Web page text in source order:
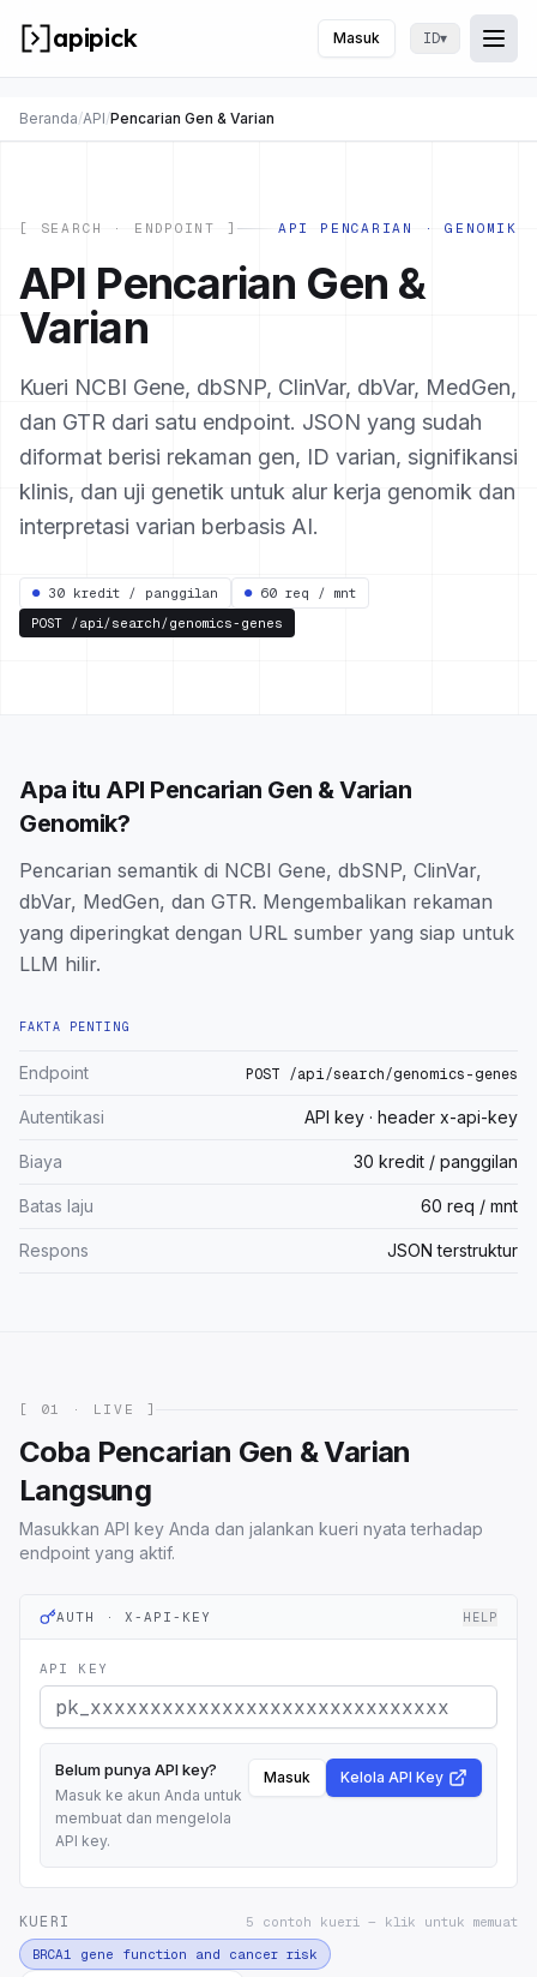
apipick Masuk ID▾
Beranda/API/Pencarian Gen & Varian
[ SEARCH · ENDPOINT ] API PENCARIAN · GENOMIK
API Pencarian Gen &
Varian
Kueri NCBI Gene, dbSNP, ClinVar, dbVar, MedGen,
dan GTR dari satu endpoint. JSON yang sudah
diformat berisi rekaman gen, ID varian, signifikansi
klinis, dan uji genetik untuk alur kerja genomik dan
interpretasi varian berbasis AI.
● 30 kredit / panggilan ● 60 req / mnt
POST /api/search/genomics-genes
Apa itu API Pencarian Gen & Varian
Genomik?
Pencarian semantik di NCBI Gene, dbSNP, ClinVar,
dbVar, MedGen, dan GTR. Mengembalikan rekaman
yang diperingkat dengan URL sumber yang siap untuk
LLM hilir.
FAKTA PENTING
Endpoint POST /api/search/genomics-genes
Autentikasi API key · header x-api-key
Biaya 30 kredit / panggilan
Batas laju 60 req / mnt
Respons JSON terstruktur
[ 01 · LIVE ]
Coba Pencarian Gen & Varian
Langsung
Masukkan API key Anda dan jalankan kueri nyata terhadap
endpoint yang aktif.
AUTH · X-API-KEY HELP
API KEY
Belum punya API key?
Masuk ke akun Anda untuk
membuat dan mengelola
API key.
Masuk Kelola API Key
KUERI 5 contoh kueri — klik untuk memuat
BRCA1 gene function and cancer risk